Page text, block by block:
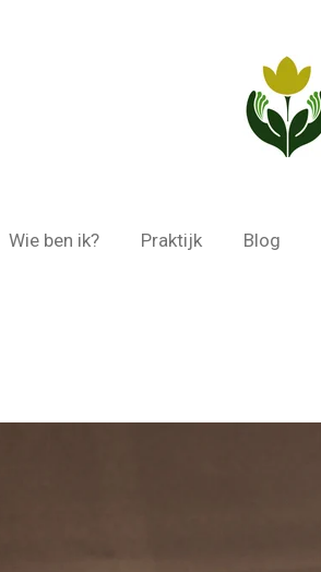
Wie ben ik? Praktijk Blog